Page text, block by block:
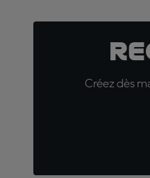
Créez dès